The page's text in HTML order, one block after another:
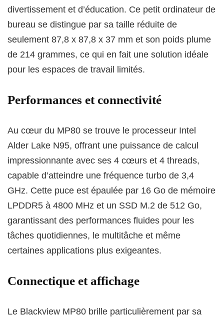
divertissement et d’éducation. Ce petit ordinateur de
bureau se distingue par sa taille réduite de
seulement 87,8 x 87,8 x 37 mm et son poids plume
de 214 grammes, ce qui en fait une solution idéale
pour les espaces de travail limités.
Performances et connectivité
Au cœur du MP80 se trouve le processeur Intel
Alder Lake N95, offrant une puissance de calcul
impressionnante avec ses 4 cœurs et 4 threads,
capable d’atteindre une fréquence turbo de 3,4
GHz. Cette puce est épaulée par 16 Go de mémoire
LPDDR5 à 4800 MHz et un SSD M.2 de 512 Go,
garantissant des performances fluides pour les
tâches quotidiennes, le multitâche et même
certaines applications plus exigeantes.
Connectique et affichage
Le Blackview MP80 brille particulièrement par sa